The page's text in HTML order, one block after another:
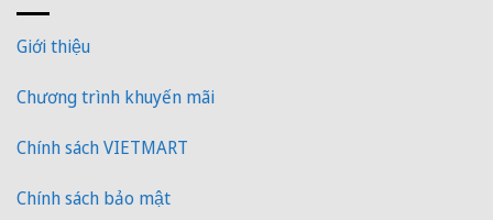
Giới thiệu
Chương trình khuyến mãi
Chính sách VIETMART
Chính sách bảo mật